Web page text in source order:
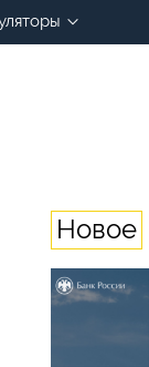
Новое